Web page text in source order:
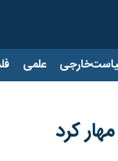
علمی
کرد